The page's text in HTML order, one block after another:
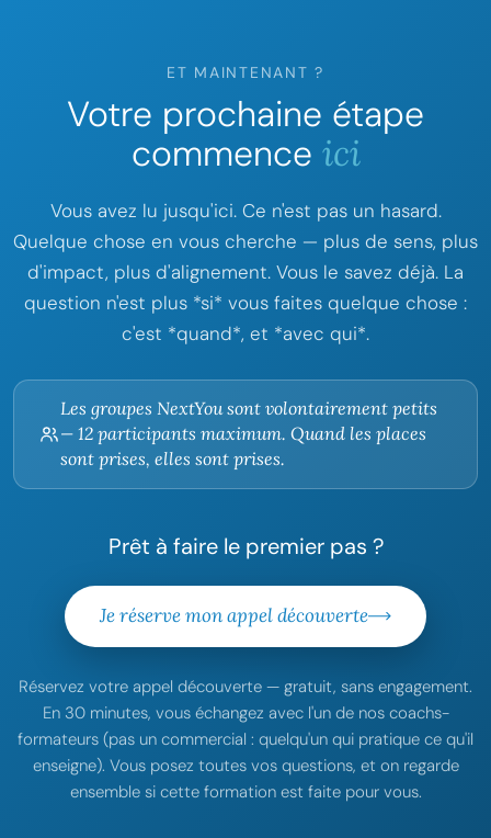
ET MAINTENANT ?
Votre prochaine étape
commence ici
Vous avez lu jusqu'ici. Ce n'est pas un hasard.
Quelque chose en vous cherche — plus de sens, plus
d'impact, plus d'alignement. Vous le savez déjà. La
question n'est plus *si* vous faites quelque chose :
c'est *quand*, et *avec qui*.
Les groupes NextYou sont volontairement petits
— 12 participants maximum. Quand les places
sont prises, elles sont prises.
Prêt à faire le premier pas ?
Je réserve mon appel découverte
Réservez votre appel découverte — gratuit, sans engagement.
En 30 minutes, vous échangez avec l'un de nos coachs-
formateurs (pas un commercial : quelqu'un qui pratique ce qu'il
enseigne). Vous posez toutes vos questions, et on regarde
ensemble si cette formation est faite pour vous.